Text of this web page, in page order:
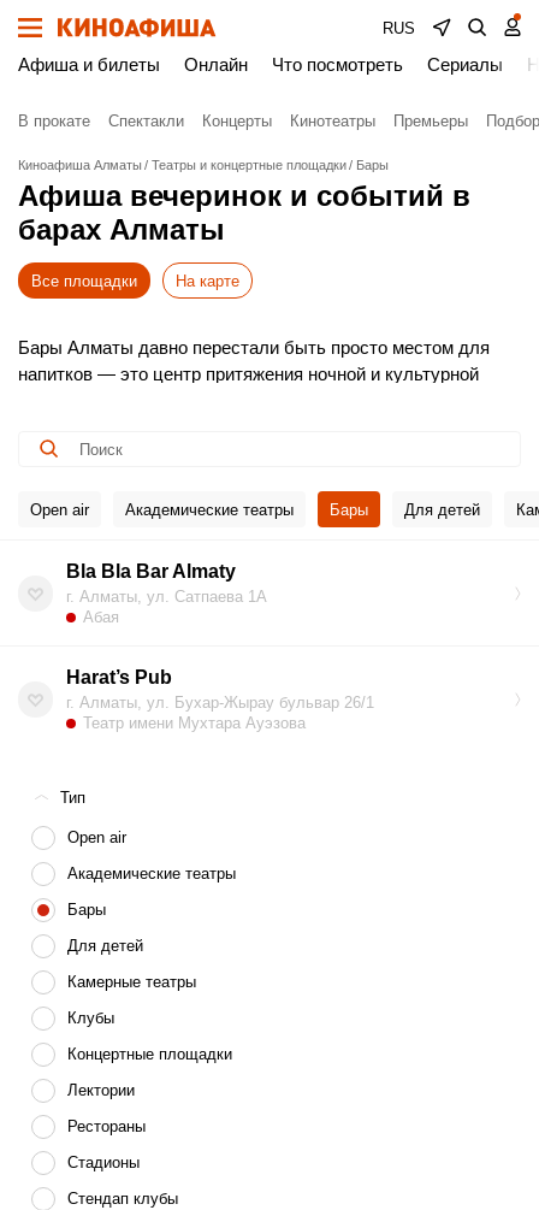
RUS
Афиша и билеты Онлайн Что посмотреть Сериалы
В прокате Спектакли Концерты Кинотеатры Премьеры
Киноафиша Алматы Театры и концертные площадки Бары
Афиша вечеринок и событий в
барах Алматы
Все площадки На карте
Бары Алматы давно перестали быть просто местом для
напитков — это центр притяжения ночной и культурной
На Киноафише — только актуальные события с указанием
настроению, знакомьтесь с программой и бронируйте
билеты онлайн, чтобы точно попасть на понравившийся
Open air Академические театры Бары Для детей
Bla Bla Bar Almaty
г. Алматы, ул. Сатпаева 1А
Абая
Harat’s Pub
г. Алматы, ул. Бухар-Жырау бульвар 26/1
Театр имени Мухтара Ауэзова
Тип
Open air
Академические театры
Бары
Для детей
Камерные театры
Клубы
Концертные площадки
Лектории
Рестораны
Стадионы
Стендап клубы